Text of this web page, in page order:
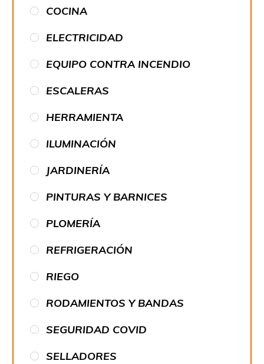
COCINA
ELECTRICIDAD
EQUIPO CONTRA INCENDIO
ESCALERAS
HERRAMIENTA
ILUMINACIÓN
JARDINERÍA
PINTURAS Y BARNICES
PLOMERÍA
REFRIGERACIÓN
RIEGO
RODAMIENTOS Y BANDAS
SEGURIDAD COVID
SELLADORES